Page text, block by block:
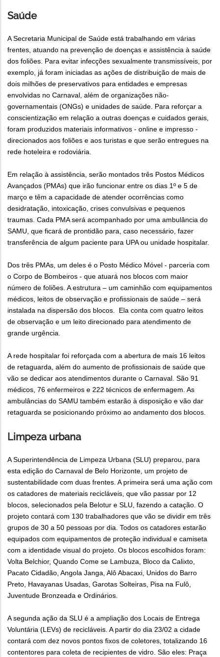
Saúde
A Secretaria Municipal de Saúde está trabalhando em várias
frentes, atuando na prevenção de doenças e assistência à saúde
dos foliões. Para evitar infecções sexualmente transmissíveis, por
exemplo, já foram iniciadas as ações de distribuição de mais de
dois milhões de preservativos para entidades e empresas
envolvidas no Carnaval, além de organizações não-
governamentais (ONGs) e unidades de saúde. Para reforçar a
conscientização em relação a outras doenças e cuidados gerais,
foram produzidos materiais informativos - online e impresso -
direcionados aos foliões e aos turistas e que serão entregues na
rede hoteleira e rodoviária.
Em relação à assistência, serão montados três Postos Médicos
Avançados (PMAs) que irão funcionar entre os dias 1º e 5 de
março e têm a capacidade de atender ocorrências como
desidratação, intoxicação, crises convulsivas e pequenos
traumas. Cada PMA será acompanhado por uma ambulância do
SAMU, que ficará de prontidão para, caso necessário, fazer
transferência de algum paciente para UPA ou unidade hospitalar.
Dos três PMAs, um deles é o Posto Médico Móvel - parceria com
o Corpo de Bombeiros - que atuará nos blocos com maior
número de foliões. A estrutura – um caminhão com equipamentos
médicos, leitos de observação e profissionais de saúde – será
instalada na dispersão dos blocos. Ela conta com quatro leitos
de observação e um leito direcionado para atendimento de
grande urgência.
A rede hospitalar foi reforçada com a abertura de mais 16 leitos
de retaguarda, além do aumento de profissionais de saúde que
vão se dedicar aos atendimentos durante o Carnaval. São 91
médicos, 76 enfermeiros e 222 técnicos de enfermagem. As
ambulâncias do SAMU também estarão à disposição e vão dar
retaguarda se posicionando próximo ao andamento dos blocos.
Limpeza urbana
A Superintendência de Limpeza Urbana (SLU) preparou, para
esta edição do Carnaval de Belo Horizonte, um projeto de
sustentabilidade com duas frentes. A primeira será uma ação com
os catadores de materiais recicláveis, que vão passar por 12
blocos, selecionados pela Belotur e SLU, fazendo a catação. O
projeto contará com 130 trabalhadores que vão se dividir em três
grupos de 30 a 50 pessoas por dia. Todos os catadores estarão
equipados com equipamentos de proteção individual e camiseta
com a identidade visual do projeto. Os blocos escolhidos foram:
Volta Belchior, Quando Come se Lambuza, Bloco da Calixto,
Pacato Cidadão, Angola Janga, Alô Abacaxi, Unidos do Barro
Preto, Havayanas Usadas, Garotas Solteiras, Pisa na Fulô,
Juventude Bronzeada e Ordinários.
A segunda ação da SLU é a ampliação dos Locais de Entrega
Voluntária (LEVs) de recicláveis. A partir do dia 23/02 a cidade
contará com dez novos pontos fixos de coletores, totalizando 16
contentores para coleta de recipientes de vidro. São eles: Praça